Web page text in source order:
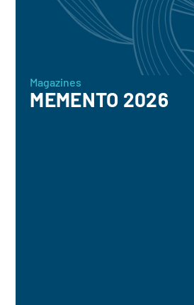
Magazines
MEMENTO 2026